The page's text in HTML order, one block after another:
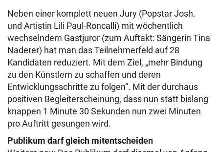
Neben einer komplett neuen Jury (Popstar Josh.
und Artistin Lili Paul-Roncalli) mit wöchentlich
wechselndem Gastjuror (zum Auftakt: Sängerin Tina
Naderer) hat man das Teilnehmerfeld auf 28
Kandidaten reduziert. Mit dem Ziel, „mehr Bindung
zu den Künstlern zu schaffen und deren
Entwicklungsschritte zu folgen“. Mit der durchaus
positiven Begleiterscheinung, dass nun statt bislang
knappen 1 Minute 30 Sekunden nun zwei Minuten
pro Auftritt gesungen wird.
Publikum darf gleich mitentscheiden